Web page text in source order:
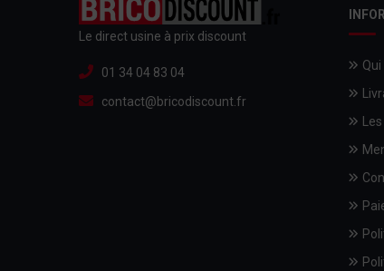
Le direct usine à prix discount
01 34 04 83 04
contact@bricodiscount.fr